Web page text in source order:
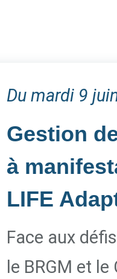
Du mardi 9
Gestion
à
LIFE
Face aux
le BRGM et